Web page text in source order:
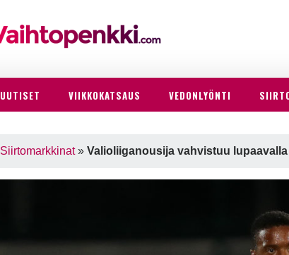
UUTISET VIIKKOKATSAUS VEDONLYÖNTI
Siirtomarkkinat» Valioliiganousija vahvistuu